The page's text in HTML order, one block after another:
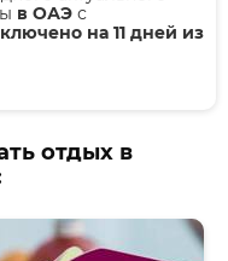
в ОАЭ с
на 11 дней из
отдых в